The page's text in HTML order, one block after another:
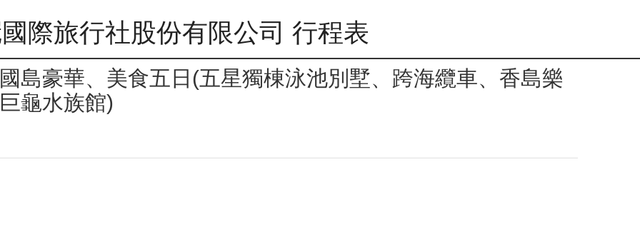
際旅行社股份有限公司 行程表
島豪華、美食五日(五星獨棟泳池別墅、跨海纜車、香島樂
龜水族館)